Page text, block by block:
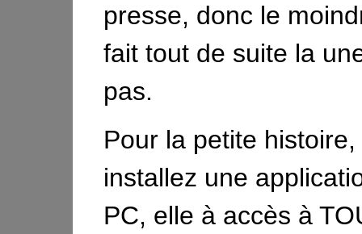
presse, donc le
fait tout de suite la
pas.
Pour la petite
installez une
PC, elle à accès à